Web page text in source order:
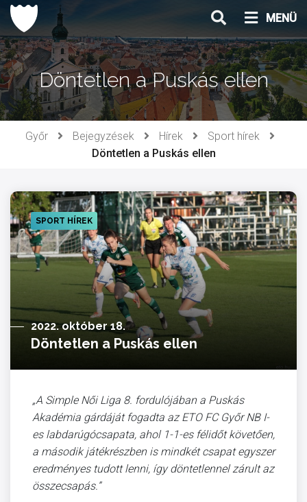
Ugrás
tartalomhoz
MENÜ
Döntetlen a Puskás ellen
Győr Bejegyzések Hírek
Sport hírek
Döntetlen a Puskás ellen
SPORT HÍREK
2022. október 18.
Döntetlen a Puskás ellen
„A Simple Női Liga 8. fordulójában a Puskás
Akadémia gárdáját fogadta az ETO FC Győr NB I-
es labdarúgócsapata, ahol 1-1-es félidőt követően,
a második játékrészben is mindkét csapat egyszer
eredményes tudott lenni, így döntetlennel zárult az
összecsapás.”